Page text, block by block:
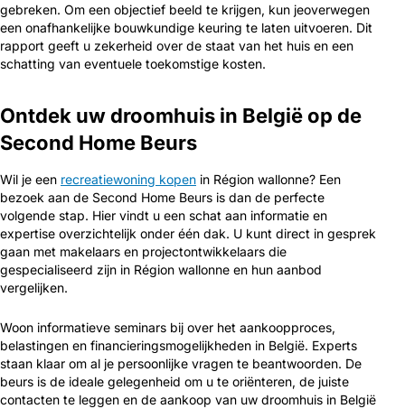
gebreken. Om een objectief beeld te krijgen, kun jeoverwegen
een onafhankelijke bouwkundige keuring te laten uitvoeren. Dit
rapport geeft u zekerheid over de staat van het huis en een
schatting van eventuele toekomstige kosten.
Ontdek uw droomhuis in België op de
Second Home Beurs
Wil je een recreatiewoning kopen in Région wallonne? Een
bezoek aan de Second Home Beurs is dan de perfecte
volgende stap. Hier vindt u een schat aan informatie en
expertise overzichtelijk onder één dak. U kunt direct in gesprek
gaan met makelaars en projectontwikkelaars die
gespecialiseerd zijn in Région wallonne en hun aanbod
vergelijken.
Woon informatieve seminars bij over het aankoopproces,
belastingen en financieringsmogelijkheden in België. Experts
staan klaar om al je persoonlijke vragen te beantwoorden. De
beurs is de ideale gelegenheid om u te oriënteren, de juiste
contacten te leggen en de aankoop van uw droomhuis in België